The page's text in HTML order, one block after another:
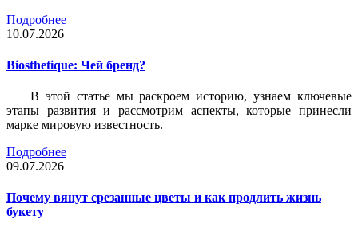
Подробнее
10.07.2026
Biosthetique: Чей бренд?
В этой статье мы раскроем историю, узнаем ключевые
этапы развития и рассмотрим аспекты, которые принесли
марке мировую известность.
Подробнее
09.07.2026
Почему вянут срезанные цветы и как продлить жизнь
букету